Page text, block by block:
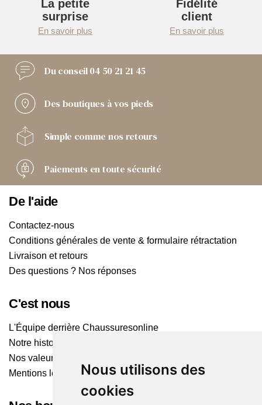
Nous utilisons des
cookies
La petite
surprise
En savoir plus
Fidélité
client
En savoir plus
Du conseil04 50 21 21 45
Des boutiques à vos pieds
Simple comme nos retours
Paiements en toute sécurité
De l'aide
Contactez-nous
Conditions générales de vente & formulaire rétractation
Livraison et retours
Des questions ? Nos réponses
C'est nous
L'Équipe derrière Chaussuresonline
Notre histoire
Nos valeurs
Mentions légales